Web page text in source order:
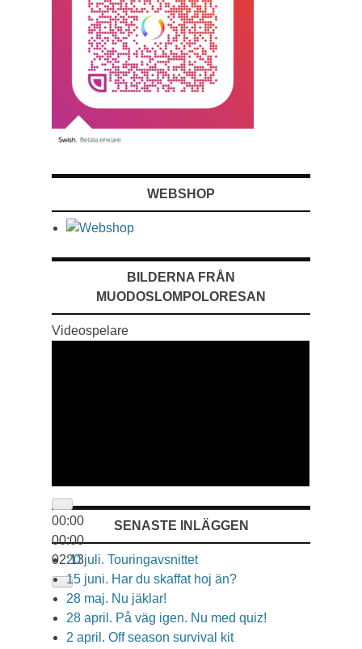
WEBSHOP
BILDERNA FRÅN
MUODOSLOMPOLORESAN
Videospelare
00:00
00:00
02:13
SENASTE INLÄGGEN
20 juli. Touringavsnittet
15 juni. Har du skaffat hoj än?
28 maj. Nu jäklar!
28 april. På väg igen. Nu med quiz!
2 april. Off season survival kit